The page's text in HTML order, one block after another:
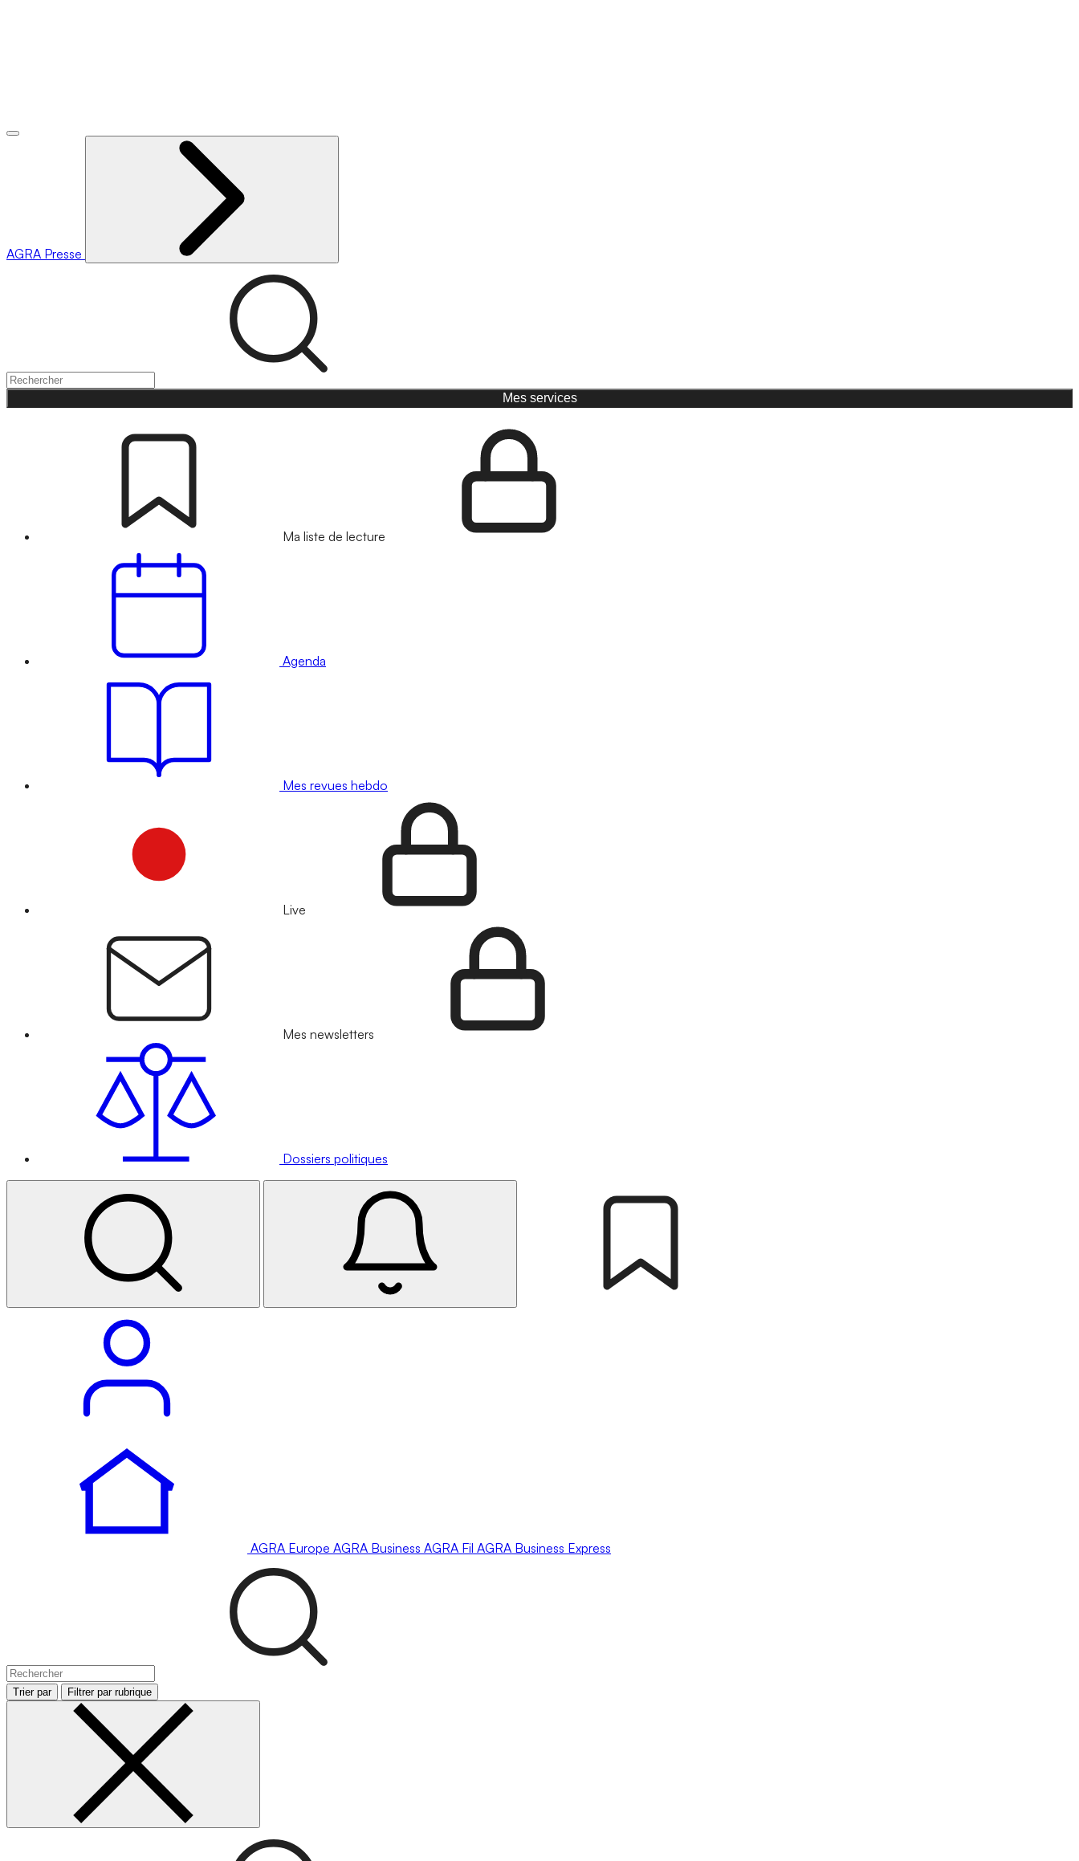
AGRA Presse
Mes services
Ma liste de lecture
Agenda
Mes revues hebdo
Live
Mes newsletters
Dossiers politiques
AGRA Europe AGRA Business AGRA Fil AGRA Business Express
Trier par Filtrer par rubrique